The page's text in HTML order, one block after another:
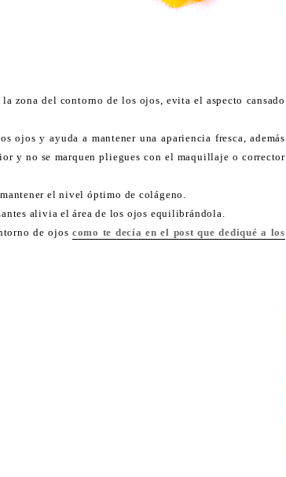
la zona del contorno de los ojos, evita el aspecto cansado
ojos y ayuda a mantener una apariencia fresca, además
y no se marquen pliegues con el maquillaje o corrector
el nivel óptimo de colágeno.
alivia el área de los ojos equilibrándola.
de ojos como te decía en el post que dediqué a los